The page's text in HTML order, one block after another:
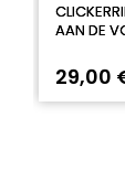
AAN DE
29,00